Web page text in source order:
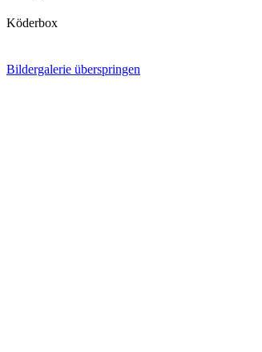
Köderbox
Bildergalerie überspringen